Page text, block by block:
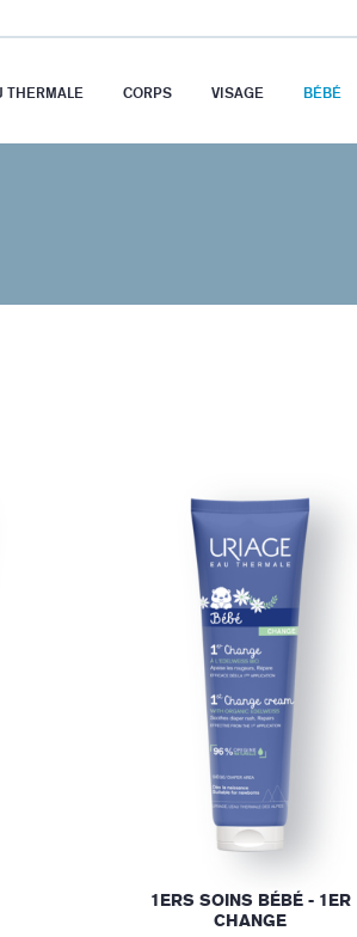
THERMALE CORPS VISAGE BÉBÉ
1ERS SOINS BÉBÉ - 1ER
CHANGE